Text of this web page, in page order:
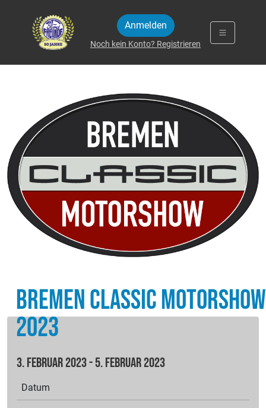
Anmelden
Noch kein Konto? Registrieren
Bremen Classic Motorshow
2023
3. Februar 2023 - 5. Februar 2023
Datum